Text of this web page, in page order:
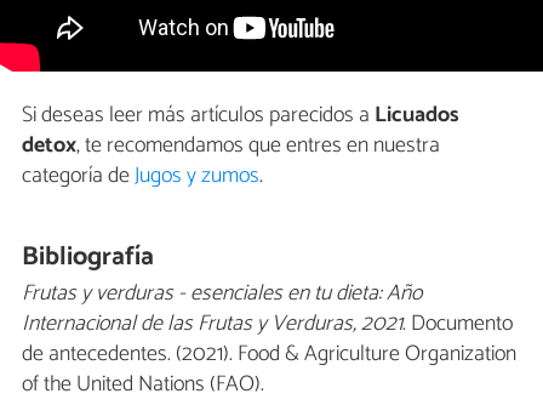
Si deseas leer más artículos parecidos a Licuados
detox, te recomendamos que entres en nuestra
categoría deJugos y zumos.
Bibliografía
Frutas y verduras - esenciales en tu dieta: Año
Internacional de las Frutas y Verduras, 2021. Documento
de antecedentes. (2021). Food & Agriculture Organization
of the United Nations (FAO).